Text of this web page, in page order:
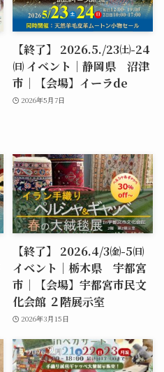
【終了】 2026.5./23㈯-24
㈰ イベント｜静岡県 沼津
市｜【会場】イーラde
2026年5月7日
【終了】 2026.4/3㈮-5㈰
イベント｜栃木県 宇都宮
市｜【会場】宇都宮市民文
化会館 ２階展示室
2026年3月15日